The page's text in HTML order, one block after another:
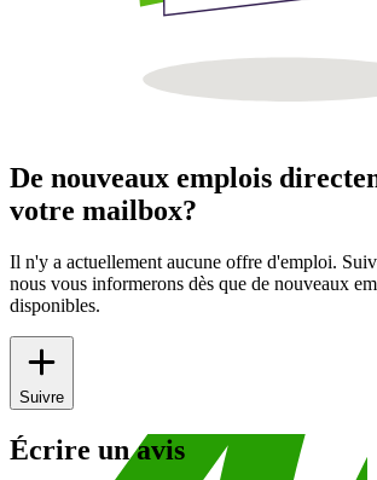
De nouveaux emplois
votre mailbox?
Il n'y a actuellement aucune offre d'emploi.
nous vous informerons dès que de nouveaux
disponibles.
Suivre
Écrire un avis